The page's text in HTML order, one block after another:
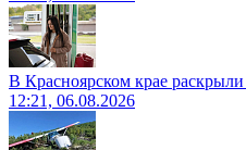
В Красноярском крае
12:21, 06.08.2026